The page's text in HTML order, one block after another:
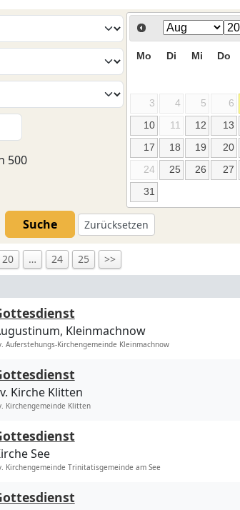
500
Mo Di Mi Do
3
4 5 6
10
11 12 13
17
18 19 20
24
25 26 27
31
Suche Zurücksetzen
20 … 24 25 >>
Kleinmachnow
Auferstehungs-Kirchengemeinde Kleinmachnow
Kirche Klitten
Kirchengemeinde Klitten
See
Kirchengemeinde Trinitatisgemeinde am See